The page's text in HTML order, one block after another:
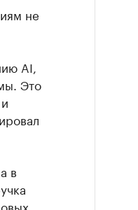
не
AI,
Это
в